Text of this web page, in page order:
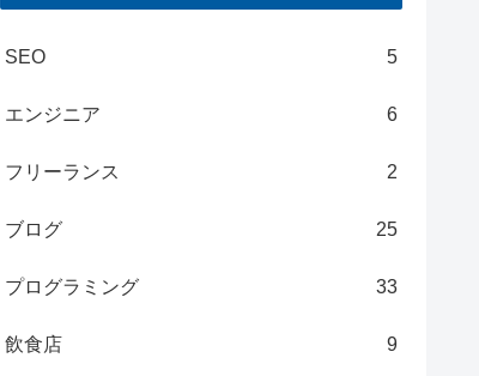
SEO 5
エンジニア 6
フリーランス 2
ブログ 25
プログラミング 33
飲食店 9